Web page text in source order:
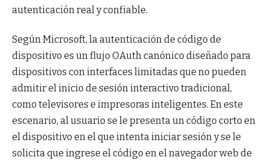
autenticación real y confiable.
Según Microsoft, la autenticación de código de
dispositivo es un flujo OAuth canónico diseñado para
dispositivos con interfaces limitadas que no pueden
admitir el inicio de sesión interactivo tradicional,
como televisores e impresoras inteligentes. En este
escenario, al usuario se le presenta un código corto en
el dispositivo en el que intenta iniciar sesión y se le
solicita que ingrese el código en el navegador web de